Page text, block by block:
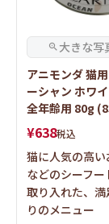
アニモンダ 猫
ーシャン ホワ
全年齢用 80g
¥638税込
猫に人気の高
などのシーフー
取り入れた、
りのメニュー